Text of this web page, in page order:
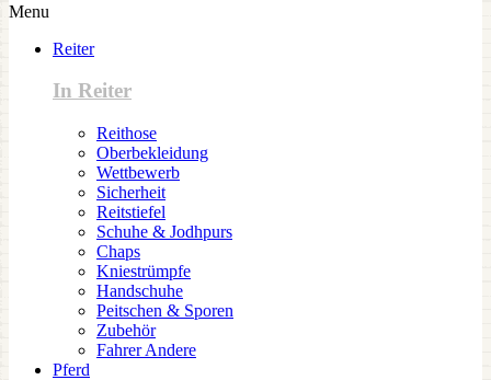
Menu
Reiter
In Reiter
Reithose
Oberbekleidung
Wettbewerb
Sicherheit
Reitstiefel
Schuhe & Jodhpurs
Chaps
Kniestrümpfe
Handschuhe
Peitschen & Sporen
Zubehör
Fahrer Andere
Pferd